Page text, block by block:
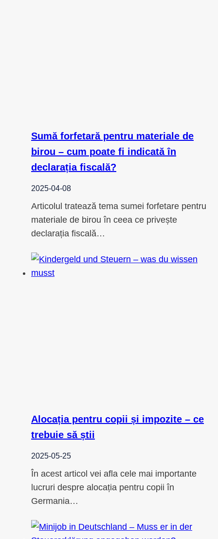
Sumă forfetară pentru materiale de
birou – cum poate fi indicată în
declarația fiscală?
2025-04-08
Articolul tratează tema sumei forfetare pentru
materiale de birou în ceea ce privește
declarația fiscală…
Alocația pentru copii și impozite – ce
trebuie să știi
2025-05-25
În acest articol vei afla cele mai importante
lucruri despre alocația pentru copii în
Germania…